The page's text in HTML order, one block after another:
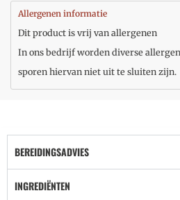
Allergenen informatie
Dit product is vrij van allergenen
In ons bedrijf worden diverse
sporen hiervan niet uit te sluiten zijn.
BEREIDINGSADVIES
INGREDIËNTEN